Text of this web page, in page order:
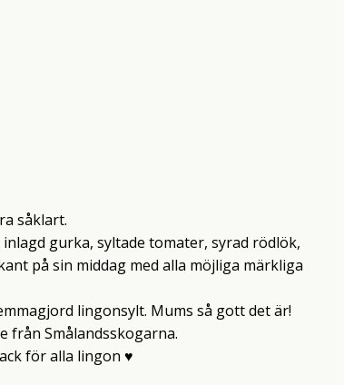
såklart.
gurka, syltade tomater, syrad rödlök,
på sin middag med alla möjliga märkliga
lingonsylt. Mums så gott det är!
från Smålandsskogarna.
för alla lingon ♥